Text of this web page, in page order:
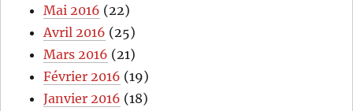
Mai 2016 (22)
Avril 2016 (25)
Mars 2016 (21)
Février 2016 (19)
Janvier 2016 (18)